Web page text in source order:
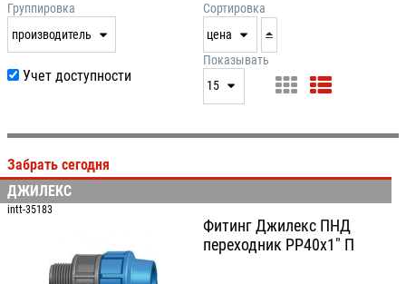
Группировка
производитель
производитель
Сортировка
цена
дата
выдачи
цена
артикул
Учет доступности
Показывать
15
25
Забрать сегодня
ДЖИЛЕКС
intt-35183
Фитинг Джилекс ПНД
переходник РР40х1" П